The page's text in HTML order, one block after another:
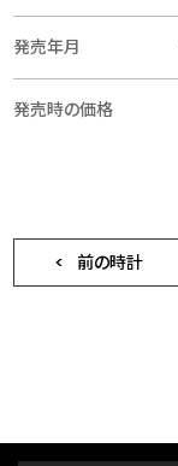
発売年月
発売時の価格
前の時計